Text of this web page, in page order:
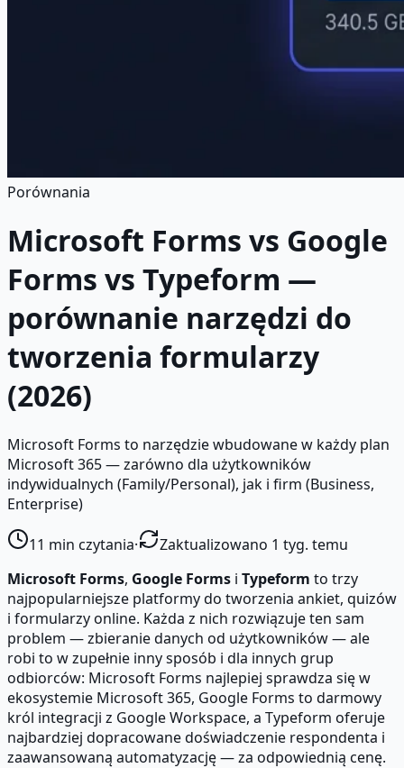
Porównania
Microsoft Forms vs Google
Forms vs Typeform —
porównanie narzędzi do
tworzenia formularzy
(2026)
Microsoft Forms to narzędzie wbudowane w każdy plan
Microsoft 365 — zarówno dla użytkowników
indywidualnych (Family/Personal), jak i firm (Business,
Enterprise)
11 min czytania·
Zaktualizowano 1 tyg. temu
Microsoft Forms, Google Forms i Typeform to trzy
najpopularniejsze platformy do tworzenia ankiet, quizów
i formularzy online. Każda z nich rozwiązuje ten sam
problem — zbieranie danych od użytkowników — ale
robi to w zupełnie inny sposób i dla innych grup
odbiorców: Microsoft Forms najlepiej sprawdza się w
ekosystemie Microsoft 365, Google Forms to darmowy
król integracji z Google Workspace, a Typeform oferuje
najbardziej dopracowane doświadczenie respondenta i
zaawansowaną automatyzację — za odpowiednią cenę.